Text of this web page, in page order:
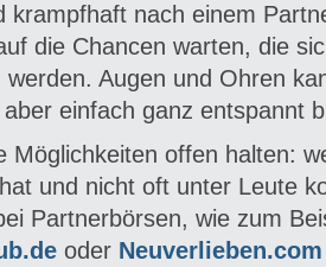
krampfhaft nach einem
die Chancen warten, die
Augen und Ohren
einfach ganz entspannt
Möglichkeiten offen halten:
und nicht oft unter Leute
Partnerbörsen, wie zum
oder Neuverlieben.com